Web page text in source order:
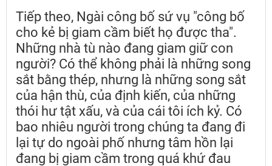
Tiếp theo, Ngài công bố sứ vụ "công bố
cho kẻ bị giam cầm biết họ được tha".
Những nhà tù nào đang giam giữ con
người? Có thể không phải là những song
sắt bằng thép, nhưng là những song sắt
của hận thù, của định kiến, của những
thói hư tật xấu, và của cái tôi ích kỷ. Có
bao nhiêu người trong chúng ta đang đi
lại tự do ngoài phố nhưng tâm hồn lại
đang bị giam cầm trong quá khứ đau